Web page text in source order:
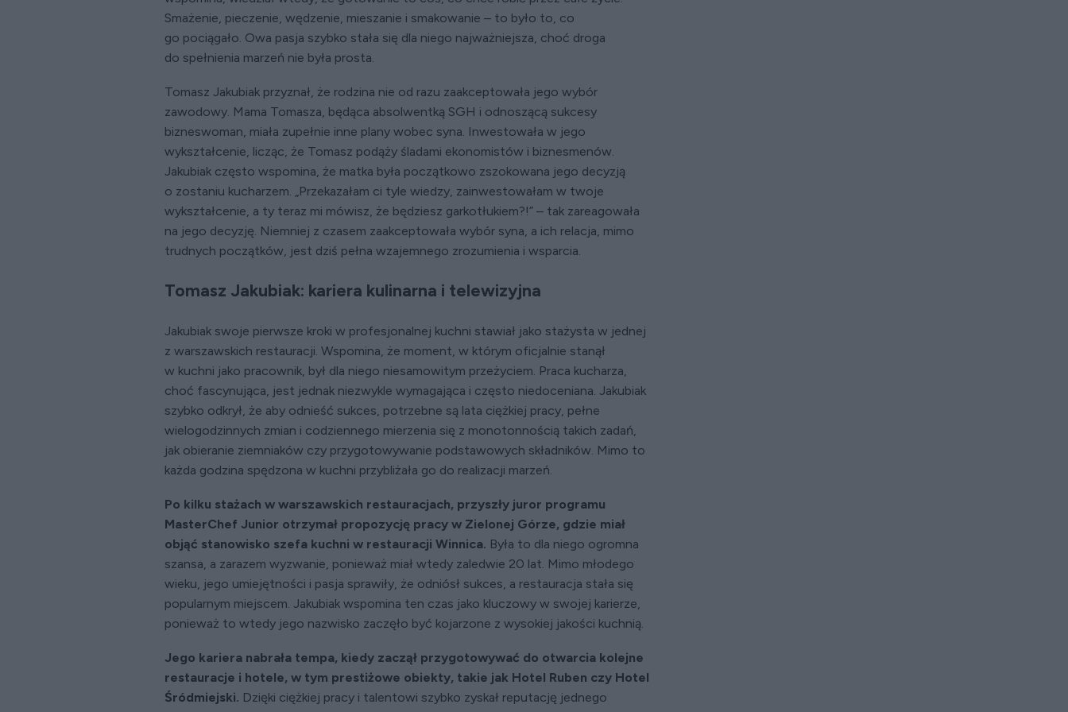
Smażenie, pieczenie, wędzenie, mieszanie i smakowanie – to było to, co
go pociągało. Owa pasja szybko stała się dla niego najważniejsza, choć droga
do spełnienia marzeń nie była prosta.
Tomasz Jakubiak przyznał, że rodzina nie od razu zaakceptowała jego wybór
zawodowy. Mama Tomasza, będąca absolwentką SGH i odnoszącą sukcesy
bizneswoman, miała zupełnie inne plany wobec syna. Inwestowała w jego
wykształcenie, licząc, że Tomasz podąży śladami ekonomistów i biznesmenów.
Jakubiak często wspomina, że matka była początkowo zszokowana jego decyzją
o zostaniu kucharzem. „Przekazałam ci tyle wiedzy, zainwestowałam w twoje
wykształcenie, a ty teraz mi mówisz, że będziesz garkotłukiem?!” – tak zareagowała
na jego decyzję. Niemniej z czasem zaakceptowała wybór syna, a ich relacja, mimo
trudnych początków, jest dziś pełna wzajemnego zrozumienia i wsparcia.
Tomasz Jakubiak: kariera kulinarna i telewizyjna
Jakubiak swoje pierwsze kroki w profesjonalnej kuchni stawiał jako stażysta w jednej
z warszawskich restauracji. Wspomina, że moment, w którym oficjalnie stanął
w kuchni jako pracownik, był dla niego niesamowitym przeżyciem. Praca kucharza,
choć fascynująca, jest jednak niezwykle wymagająca i często niedoceniana. Jakubiak
szybko odkrył, że aby odnieść sukces, potrzebne są lata ciężkiej pracy, pełne
wielogodzinnych zmian i codziennego mierzenia się z monotonnością takich zadań,
jak obieranie ziemniaków czy przygotowywanie podstawowych składników. Mimo to
każda godzina spędzona w kuchni przybliżała go do realizacji marzeń.
Po kilku stażach w warszawskich restauracjach, przyszły juror programu
MasterChef Junior otrzymał propozycję pracy w Zielonej Górze, gdzie miał
objąć stanowisko szefa kuchni w restauracji Winnica. Była to dla niego ogromna
szansa, a zarazem wyzwanie, ponieważ miał wtedy zaledwie 20 lat. Mimo młodego
wieku, jego umiejętności i pasja sprawiły, że odniósł sukces, a restauracja stała się
popularnym miejscem. Jakubiak wspomina ten czas jako kluczowy w swojej karierze,
ponieważ to wtedy jego nazwisko zaczęło być kojarzone z wysokiej jakości kuchnią.
Jego kariera nabrała tempa, kiedy zaczął przygotowywać do otwarcia kolejne
restauracje i hotele, w tym prestiżowe obiekty, takie jak Hotel Ruben czy Hotel
Śródmiejski. Dzięki ciężkiej pracy i talentowi szybko zyskał reputację jednego